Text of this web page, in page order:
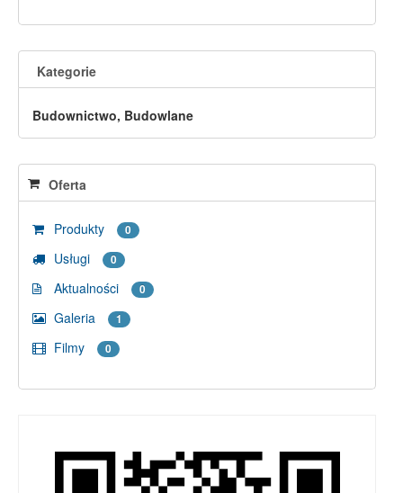
Kategorie
Budownictwo, Budowlane
Oferta
Produkty 0
Usługi 0
Aktualności 0
Galeria 1
Filmy 0